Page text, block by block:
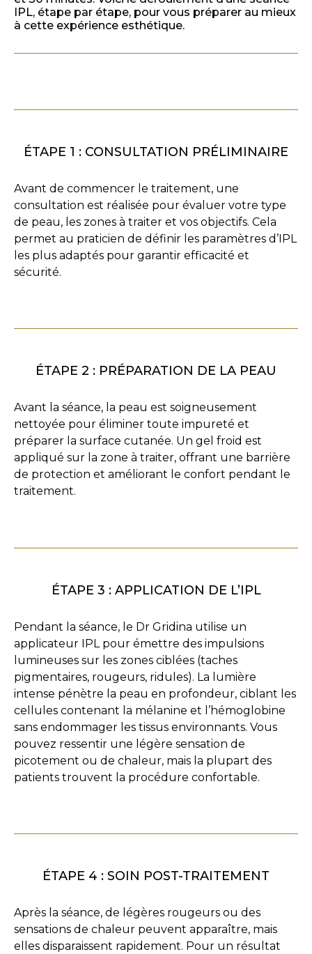
IPL, étape par étape, pour vous préparer au mieux
à cette expérience esthétique.
ÉTAPE 1 : CONSULTATION PRÉLIMINAIRE
Avant de commencer le traitement, une
consultation est réalisée pour évaluer votre type
de peau, les zones à traiter et vos objectifs. Cela
permet au praticien de définir les paramètres d’IPL
les plus adaptés pour garantir efficacité et
sécurité.
ÉTAPE 2 : PRÉPARATION DE LA PEAU
Avant la séance, la peau est soigneusement
nettoyée pour éliminer toute impureté et
préparer la surface cutanée. Un gel froid est
appliqué sur la zone à traiter, offrant une barrière
de protection et améliorant le confort pendant le
traitement.
ÉTAPE 3 : APPLICATION DE L’IPL
Pendant la séance, le Dr Gridina utilise un
applicateur IPL pour émettre des impulsions
lumineuses sur les zones ciblées (taches
pigmentaires, rougeurs, ridules). La lumière
intense pénètre la peau en profondeur, ciblant les
cellules contenant la mélanine et l’hémoglobine
sans endommager les tissus environnants. Vous
pouvez ressentir une légère sensation de
picotement ou de chaleur, mais la plupart des
patients trouvent la procédure confortable.
ÉTAPE 4 : SOIN POST-TRAITEMENT
Après la séance, de légères rougeurs ou des
sensations de chaleur peuvent apparaître, mais
elles disparaissent rapidement. Pour un résultat